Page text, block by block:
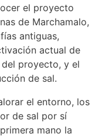
el proyecto
de Marchamalo,
antiguas,
actual de
proyecto, y el
de sal.
el entorno, los
de sal por sí
mano la